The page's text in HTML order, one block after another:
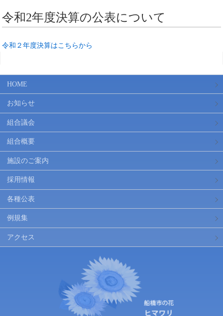
令和2年度決算の公表について
令和２年度決算はこちらから
HOME
お知らせ
組合議会
組合概要
施設のご案内
採用情報
各種公表
例規集
アクセス